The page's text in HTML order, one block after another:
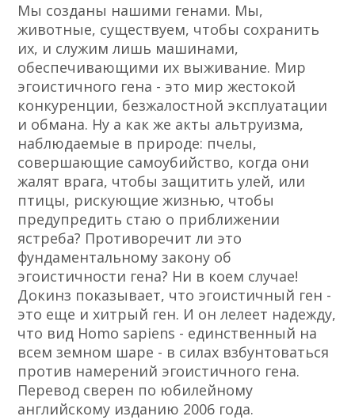
Мы созданы нашими генами. Мы,
животные, существуем, чтобы сохранить
их, и служим лишь машинами,
обеспечивающими их выживание. Мир
эгоистичного гена - это мир жестокой
конкуренции, безжалостной эксплуатации
и обмана. Ну а как же акты альтруизма,
наблюдаемые в природе: пчелы,
совершающие самоубийство, когда они
жалят врага, чтобы защитить улей, или
птицы, рискующие жизнью, чтобы
предупредить стаю о приближении
ястреба? Противоречит ли это
фундаментальному закону об
эгоистичности гена? Ни в коем случае!
Докинз показывает, что эгоистичный ген -
это еще и хитрый ген. И он лелеет надежду,
что вид Homo sapiens - единственный на
всем земном шаре - в силах взбунтоваться
против намерений эгоистичного гена.
Перевод сверен по юбилейному
английскому изданию 2006 года.